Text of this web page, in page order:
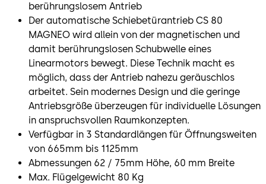
berührungslosem Antrieb
Der automatische Schiebetürantrieb CS 80
MAGNEO wird allein von der magnetischen und
damit berührungslosen Schubwelle eines
Linearmotors bewegt. Diese Technik macht es
möglich, dass der Antrieb nahezu geräuschlos
arbeitet. Sein modernes Design und die geringe
Antriebsgröße überzeugen für individuelle Lösungen
in anspruchsvollen Raumkonzepten.
Verfügbar in 3 Standardlängen für Öffnungsweiten
von 665mm bis 1125mm
Abmessungen 62 / 75mm Höhe, 60 mm Breite
Max. Flügelgewicht 80 Kg